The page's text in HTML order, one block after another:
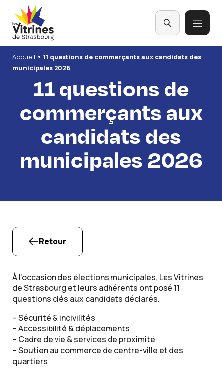
Accueil • 11 questions de commerçants aux candidats des
municipales 2026
11 questions de
commerçants aux
candidats des
municipales 2026
Retour
À l’occasion des élections municipales, Les Vitrines
de Strasbourg et leurs adhérents ont posé 11
questions clés aux candidats déclarés.
– Sécurité & incivilités
– Accessibilité & déplacements
– Cadre de vie & services de proximité
– Soutien au commerce de centre-ville et des
quartiers
Panneau de gestion des cookies